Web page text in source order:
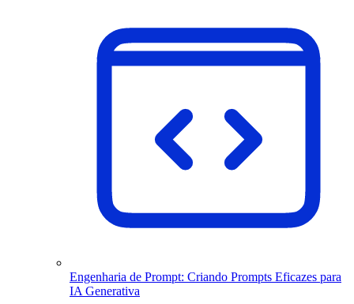
Engenharia de Prompt: Criando Prompts Eficazes para
IA Generativa